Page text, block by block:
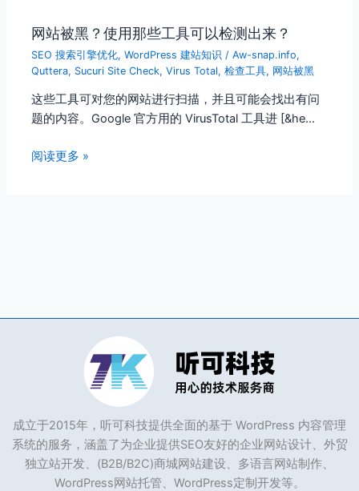
网站被黑？使用那些工具可以检测出来？
SEO 搜索引擎优化,WordPress 建站知识 /Aw-snap.info,
Quttera, Sucuri Site Check,Virus Total,检查工具, 网站被黑
这些工具可对您的网站进行扫描，并且可能会找出有问
题的内容。Google 官方用的 VirusTotal 工具进 [&he…
阅读更多 »
成立于2015年，听可科技提供全面的基于 WordPress 内容管理
系统的服务，涵盖了为企业提供SEO友好的企业网站设计、外贸
独立站开发、(B2B/B2C)商城网站建设、多语言网站制作、
WordPress网站托管、WordPress定制开发等。